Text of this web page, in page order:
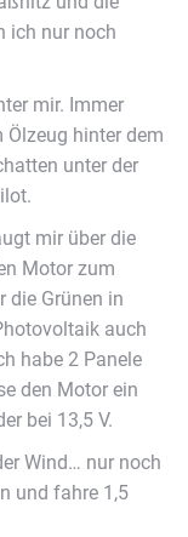
ich nur noch
mir. Immer
hinter dem
unter der
mir über die
Motor zum
die Grünen in
auch
habe 2 Panele
den Motor ein
bei 13,5 V.
Wind… nur noch
und fahre 1,5